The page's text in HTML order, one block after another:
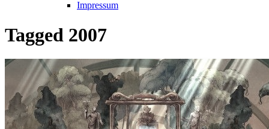
Impressum
Tagged 2007